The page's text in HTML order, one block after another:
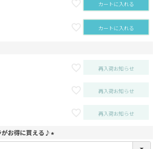
カートに入れる
カートに入れる
再入荷お知らせ
再入荷お知らせ
再入荷お知らせ
がお得に買える♪
(